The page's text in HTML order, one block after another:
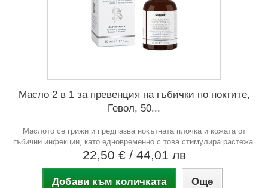
Масло 2 в 1 за превенция на гъбички по ноктите,
Гевол, 50...
Маслото се грижи и предпазва нокътната плочка и кожата от
гъбични инфекции, като едновременно с това стимулира растежа.
22,50 € / 44,01 лв
Добави към количката Още